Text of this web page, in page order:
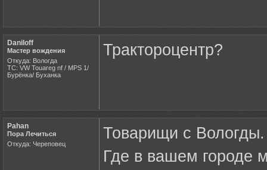
Daniloff
Мастер вождения
Откуда: Вологда
ТС: VW Touareg nf / MPS 1/
Бурёнка/ Буханка
Трактороцентр?
Pahan
Пора Лечиться
Откуда: Череповец
Товарищи с Вологды.
Где в вашем городе